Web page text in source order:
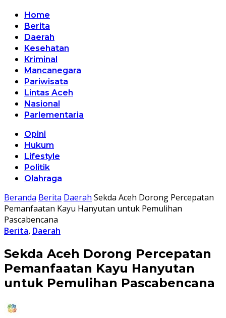
Home
Berita
Daerah
Kesehatan
Kriminal
Mancanegara
Pariwisata
Lintas Aceh
Nasional
Parlementaria
Opini
Hukum
Lifestyle
Politik
Olahraga
Beranda Berita Daerah Sekda Aceh Dorong Percepatan
Pemanfaatan Kayu Hanyutan untuk Pemulihan
Pascabencana
Berita, Daerah
Sekda Aceh Dorong Percepatan
Pemanfaatan Kayu Hanyutan
untuk Pemulihan Pascabencana